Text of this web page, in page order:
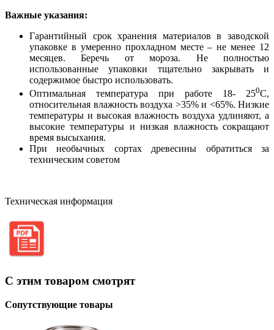
Важные указания:
Гарантийный срок хранения материалов в заводской
упаковке в умеренно прохладном месте – не менее 12
месяцев. Беречь от мороза. Не полностью
использованные упаковки тщательно закрывать и
содержимое быстро использовать.
Оптимальная температура при работе 18- 250С,
относительная влажность воздуха >35% и <65%. Низкие
температуры и высокая влажность воздуха удлиняют, а
высокие температуры и низкая влажность сокращают
время высыхания.
При необычных сортах древесины обратиться за
техническим советом
Техническая информация
С этим товаром смотрят
Сопутствующие товары